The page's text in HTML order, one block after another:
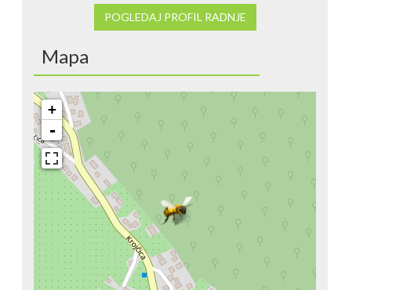
POGLEDAJ PROFIL RADNJE
Mapa
+
-